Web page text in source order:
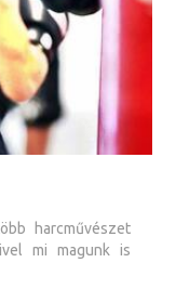
harcművészet
mi magunk is